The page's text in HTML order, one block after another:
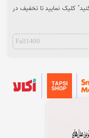
کلیک نمایید تا تخفیف در
Fall1400